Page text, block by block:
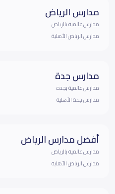
مدارس الرياض
مدارس عالمية بالرياض
مدارس الرياض الأهلية
مدارس جدة
مدارس عالمية بجده
مدارس جدة الأهلية
أفضل مدارس الرياض
مدارس عالمية بالرياض
مدارس الرياض الأهلية